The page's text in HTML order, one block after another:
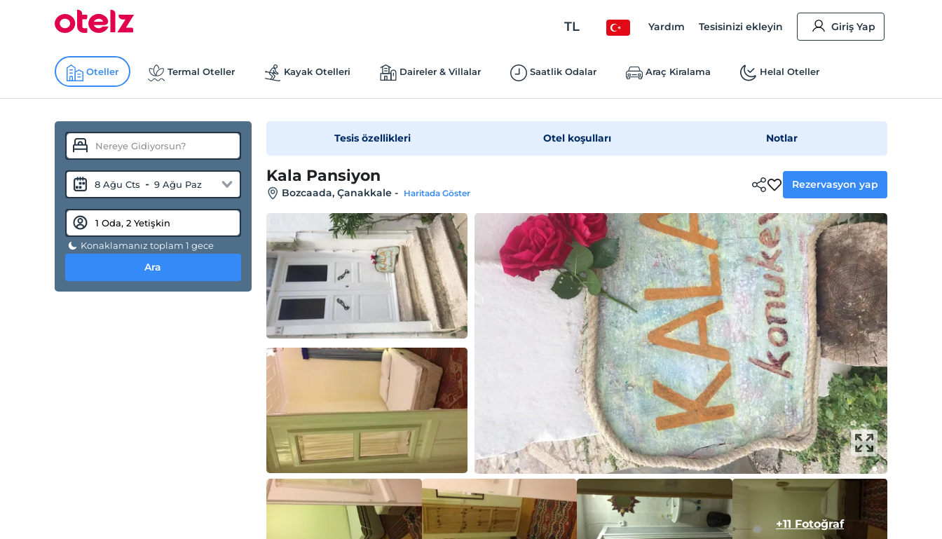
TL Yardım Tesisinizi ekleyin Giriş Yap
Oteller Termal Oteller Kayak Otelleri Daireler & Villalar Saatlik Odalar Araç Kiralama Helal Oteller
8 Ağu Cts - 9 Ağu Paz
Konaklamanız toplam 1 gece
Ara
Tesis özellikleri Otel koşulları Notlar
Kala Pansiyon
Bozcaada, Çanakkale- Haritada Göster
Rezervasyon yap
+11 Fotoğraf